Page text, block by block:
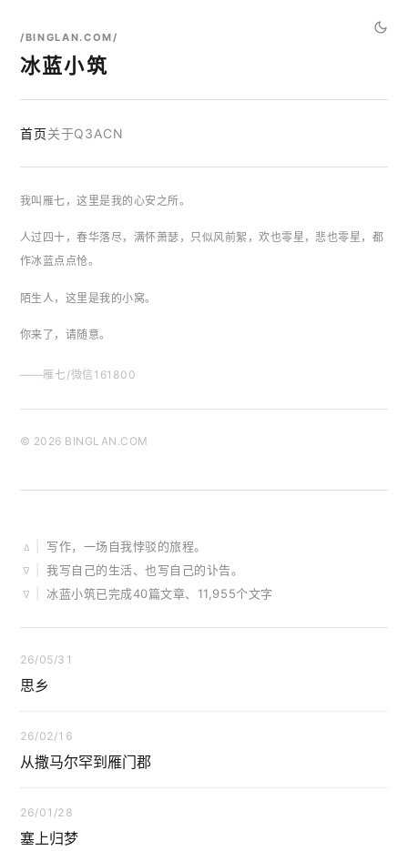
/BINGLAN.COM/
冰蓝小筑
首页关于Q3ACN
我叫雁七，这里是我的心安之所。
人过四十，春华落尽，满怀萧瑟，只似风前絮，欢也零星，悲也零星，都
作冰蓝点点怆。
陌生人，这里是我的小窝。
你来了，请随意。
——雁七/微信161800
© 2026 BINGLAN.COM
∆ 写作，一场自我悖驳的旅程。
∇ 我写自己的生活、也写自己的讣告。
∇ 冰蓝小筑已完成40篇文章、11,955个文字
26/05/31
思乡
26/02/16
从撒马尔罕到雁门郡
26/01/28
塞上归梦